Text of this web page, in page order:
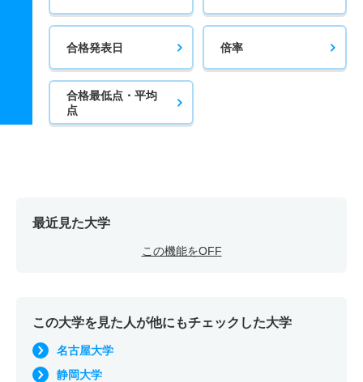
合格発表日 倍率
合格最低点・平均
点
最近見た大学
この機能をOFF
この大学を見た人が他にもチェックした大学
名古屋大学
静岡大学